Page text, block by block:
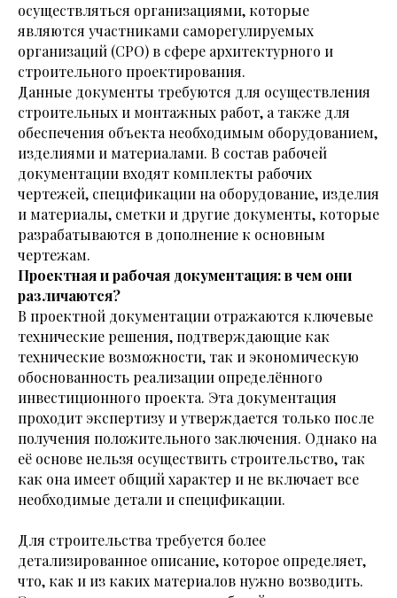
осуществляться организациями, которые
являются участниками саморегулируемых
организаций (СРО) в сфере архитектурного и
строительного проектирования.
Данные документы требуются для осуществления
строительных и монтажных работ, а также для
обеспечения объекта необходимым оборудованием,
изделиями и материалами. В состав рабочей
документации входят комплекты рабочих
чертежей, спецификации на оборудование, изделия
и материалы, сметки и другие документы, которые
разрабатываются в дополнение к основным
чертежам.
Проектная и рабочая документация: в чем они
различаются?
В проектной документации отражаются ключевые
технические решения, подтверждающие как
технические возможности, так и экономическую
обоснованность реализации определённого
инвестиционного проекта. Эта документация
проходит экспертизу и утверждается только после
получения положительного заключения. Однако на
её основе нельзя осуществить строительство, так
как она имеет общий характер и не включает все
необходимые детали и спецификации.
Для строительства требуется более
детализированное описание, которое определяет,
что, как и из каких материалов нужно возводить.